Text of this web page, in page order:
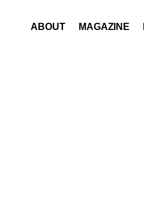
ABOUT MAGAZINE